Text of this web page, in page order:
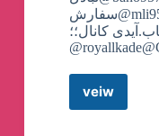
سفارش@mli9570 ارسال بە تمام نقاط
کانال؛؛
veiw
کانال